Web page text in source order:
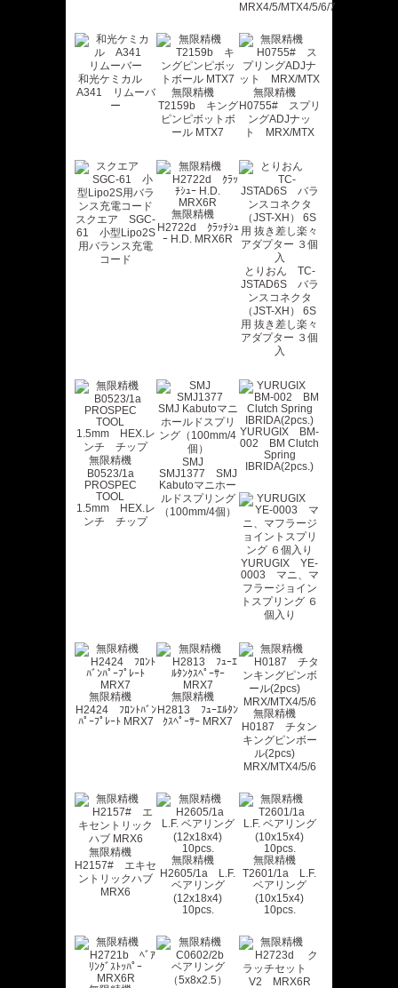
MRX4/5/MTX4/5/6/7
和光ケミカル
A341 リムーバ
ー
無限精機
T2159b キング
ピンピボットボ
ール MTX7
無限精機
H0755# スプリ
ングADJナッ
ト MRX/MTX
スクエア SGC-
61 小型Lipo2S
用バランス充電
コード
無限精機
H2722d ｸﾗｯﾁｼｭ
ｰ H.D. MRX6R
とりおん TC-
JSTAD6S バラ
ンスコネクタ
（JST-XH） 6S
用 抜き差し楽々
アダプター ３個
入
無限精機
B0523/1a
PROSPEC
TOOL
1.5mm HEX.レ
ンチ チップ
SMJ
SMJ1377 SMJ
Kabutoマニホー
ルドスプリング
（100mm/4個）
YURUGIX BM-
002 BM Clutch
Spring
IBRIDA(2pcs.)
YURUGIX YE-
0003 マニ、マ
フラージョイン
トスプリング ６
個入り
無限精機
H2424 ﾌﾛﾝﾄﾊﾞﾝ
ﾊﾟｰﾌﾟﾚｰﾄ MRX7
無限精機
H2813 ﾌｭｰｴﾙﾀﾝ
ｸｽﾍﾟｰｻｰ MRX7
無限精機
H0187 チタン
キングピンボー
ル(2pcs)
MRX/MTX4/5/6
無限精機
H2157# エキセ
ントリックハブ
MRX6
無限精機
H2605/1a L.F.
ベアリング
(12x18x4)
10pcs.
無限精機
T2601/1a L.F.
ベアリング
(10x15x4)
10pcs.